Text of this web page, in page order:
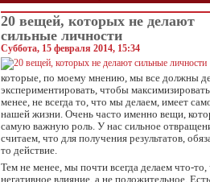
20 вещей, которых не делают
сильные личности
Суббота, 15 февраля 2014, 15:34
которые, по моему мнению, мы все должны
экспериментировать, чтобы
менее, не всегда то, что мы делаем, имеет
нашей жизни. Очень часто именно вещи,
самую важную роль. У нас сильное
считаем, что для получения результатов,
то действие.
Тем не менее, мы почти всегда делаем что-
негативное влияние, а не положительное.